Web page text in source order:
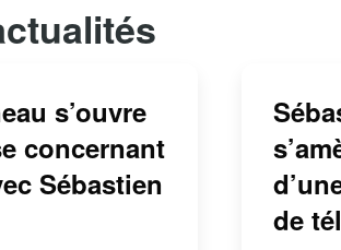
s’ouvre
concernant
Sébastien
de